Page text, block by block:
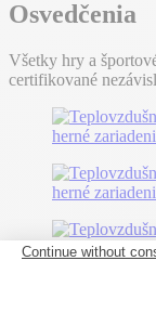
Osvedčenia
Všetky hry a
certifikované